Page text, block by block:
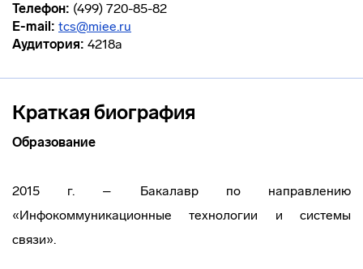
Телефон: (499) 720-85-82
E-mail: tcs@miee.ru
Аудитория: 4218а
Краткая биография
Образование
2015 г. – Бакалавр по направлению
«Инфокоммуникационные технологии и системы
связи».